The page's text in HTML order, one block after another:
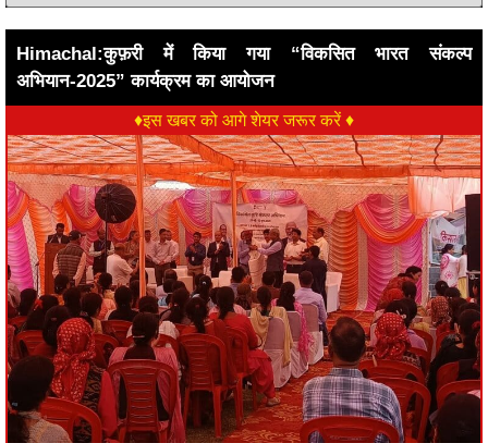
Himachal:कुफ़री में किया गया “विकसित भारत संकल्प
अभियान-2025” कार्यक्रम का आयोजन
♦इस खबर को आगे शेयर जरूर करें ♦